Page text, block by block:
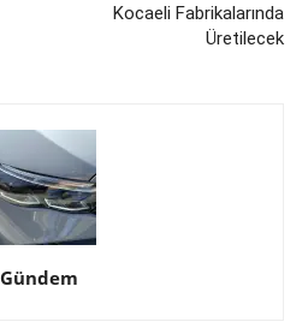
Kocaeli Fabrikalarında
Üretilecek
Gündem